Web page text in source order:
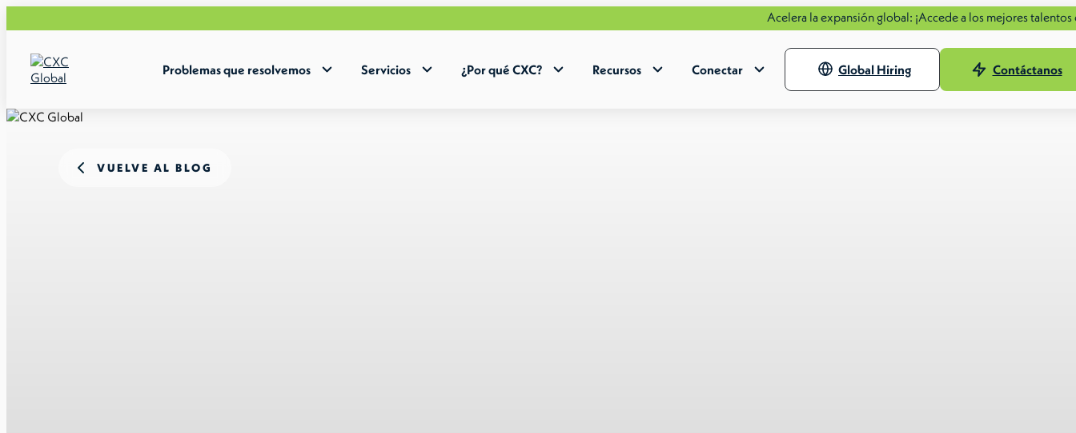
Acelera la expansión global: ¡Accede a los mejores talentos de todo el
Problemas que resolvemos Servicios ¿Por qué CXC? Recursos Conectar Global Hiring Contáctanos
VUELVE AL BLOG